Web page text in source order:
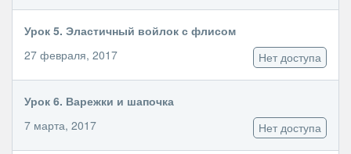
Урок 5. Эластичный войлок с флисом
27 февраля, 2017
Нет доступа
Урок 6. Варежки и шапочка
7 марта, 2017
Нет доступа